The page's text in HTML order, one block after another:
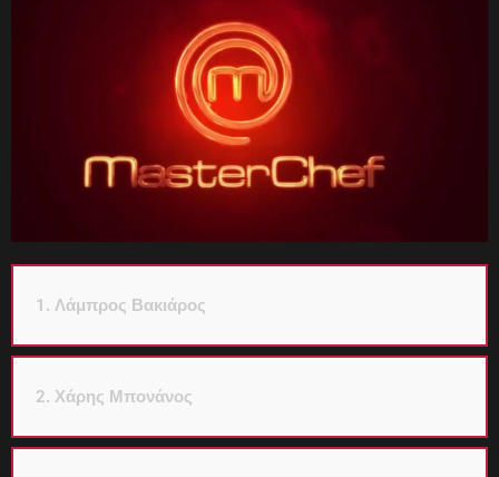
1. Λάμπρος Βακιάρος
2. Χάρης Μπονάνος